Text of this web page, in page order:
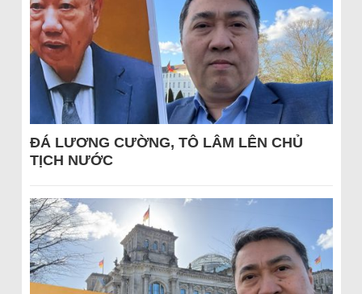
ĐÁ LƯƠNG CƯỜNG, TÔ LÂM LÊN CHỦ
TỊCH NƯỚC